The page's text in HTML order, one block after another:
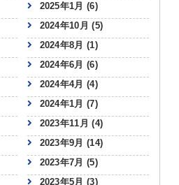
2025年1月 (6)
2024年10月 (5)
2024年8月 (1)
2024年6月 (6)
2024年4月 (4)
2024年1月 (7)
2023年11月 (4)
2023年9月 (14)
2023年7月 (5)
2023年5月 (3)